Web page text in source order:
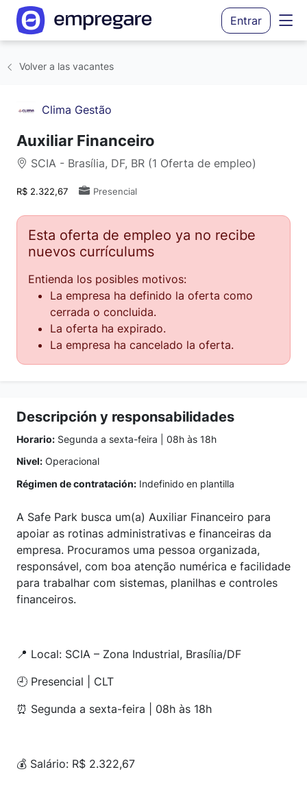
Entrar
Volver a las vacantes
Clima Gestão
Auxiliar Financeiro
SCIA - Brasília, DF, BR (1 Oferta de empleo)
R$ 2.322,67 Presencial
Esta oferta de empleo ya no recibe
nuevos currículums
Entienda los posibles motivos:
La empresa ha definido la oferta como
cerrada o concluida.
La oferta ha expirado.
La empresa ha cancelado la oferta.
Descripción y responsabilidades
Horario: Segunda a sexta-feira | 08h às 18h
Nivel: Operacional
Régimen de contratación: Indefinido en plantilla
A Safe Park busca um(a) Auxiliar Financeiro para
apoiar as rotinas administrativas e financeiras da
empresa. Procuramos uma pessoa organizada,
responsável, com boa atenção numérica e facilidade
para trabalhar com sistemas, planilhas e controles
financeiros.
📍 Local: SCIA – Zona Industrial, Brasília/DF
🕘 Presencial | CLT
⏰ Segunda a sexta-feira | 08h às 18h
💰 Salário: R$ 2.322,67